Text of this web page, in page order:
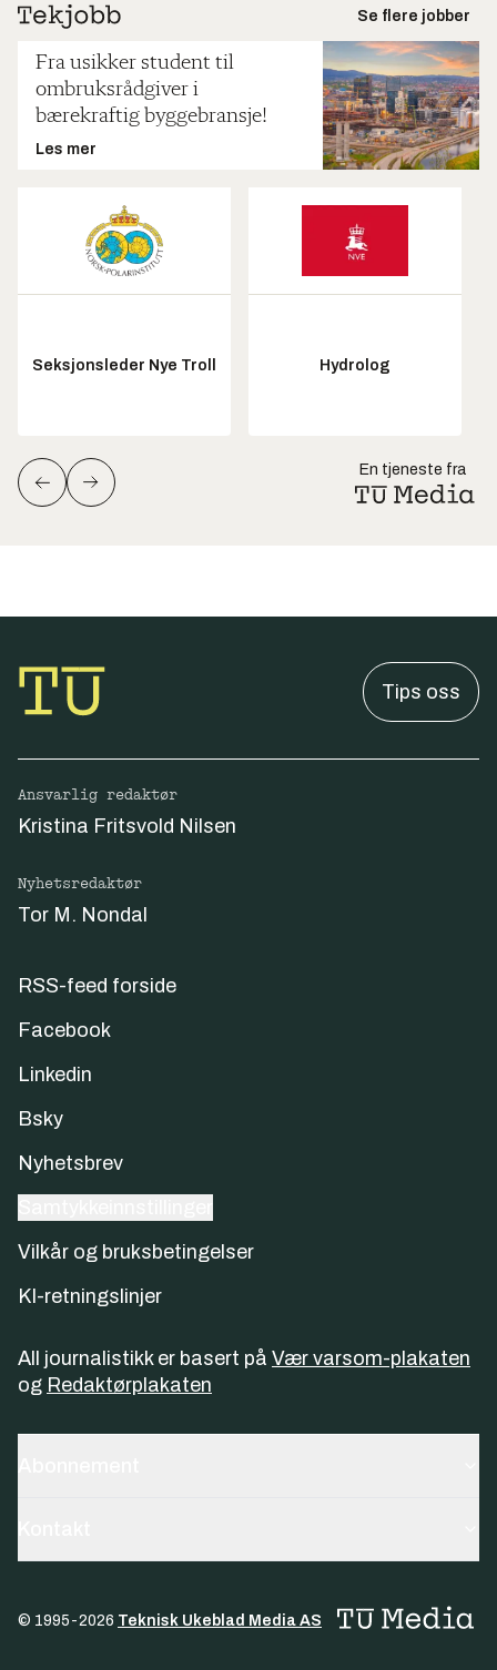
Se flere jobber
Fra usikker student til
ombruksrådgiver i
bærekraftig byggebransje!
Les mer
Seksjonsleder Nye Troll Hydrolog
En tjeneste fra
Tips oss
Ansvarlig redaktør
Kristina Fritsvold Nilsen
Nyhetsredaktør
Tor M. Nondal
RSS-feed forside
Facebook
Linkedin
Bsky
Nyhetsbrev
Vilkår og bruksbetingelser
KI-retningslinjer
All journalistikk er basert på Vær varsom-plakaten
og Redaktørplakaten
© 1995-2026 Teknisk Ukeblad Media AS